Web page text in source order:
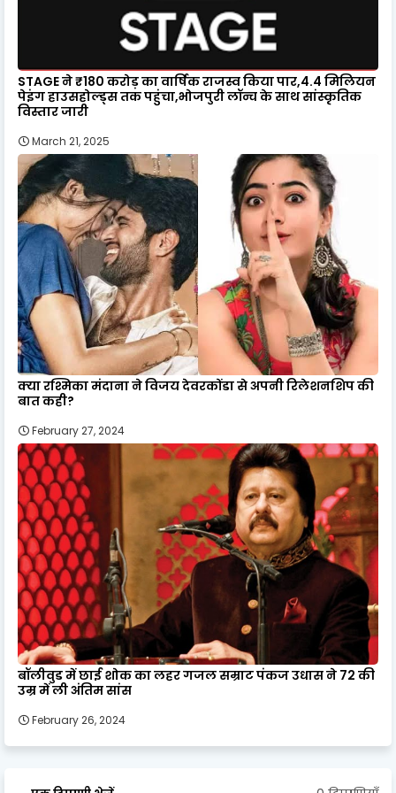
STAGE ने ₹180 करोड़ का वार्षिक राजस्व किया पार,4.4 मिलियन
पेइंग हाउसहोल्ड्स तक पहुंचा,भोजपुरी लॉन्च के साथ सांस्कृतिक
विस्तार जारी
March 21, 2025
क्या रश्मिका मंदाना ने विजय देवरकोंडा से अपनी रिलेशनशिप की
बात कही?
February 27, 2024
बॉलीवुड में छाई शोक का लहर गजल सम्राट पंकज उधास ने 72 की
उम्र में ली अंतिम सांस
February 26, 2024